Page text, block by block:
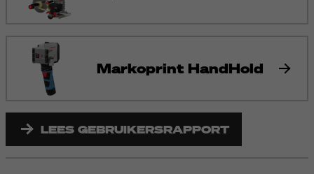
Markoprint HandHold
LEES GEBRUIKERSRAPPORT